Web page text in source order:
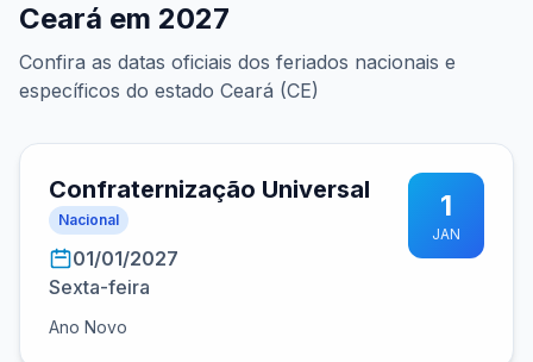
Ceará em 2027
Confira as datas oficiais dos feriados nacionais e
específicos do estado Ceará (CE)
Confraternização Universal
Nacional
01/01/2027
Sexta-feira
Ano Novo
1
JAN